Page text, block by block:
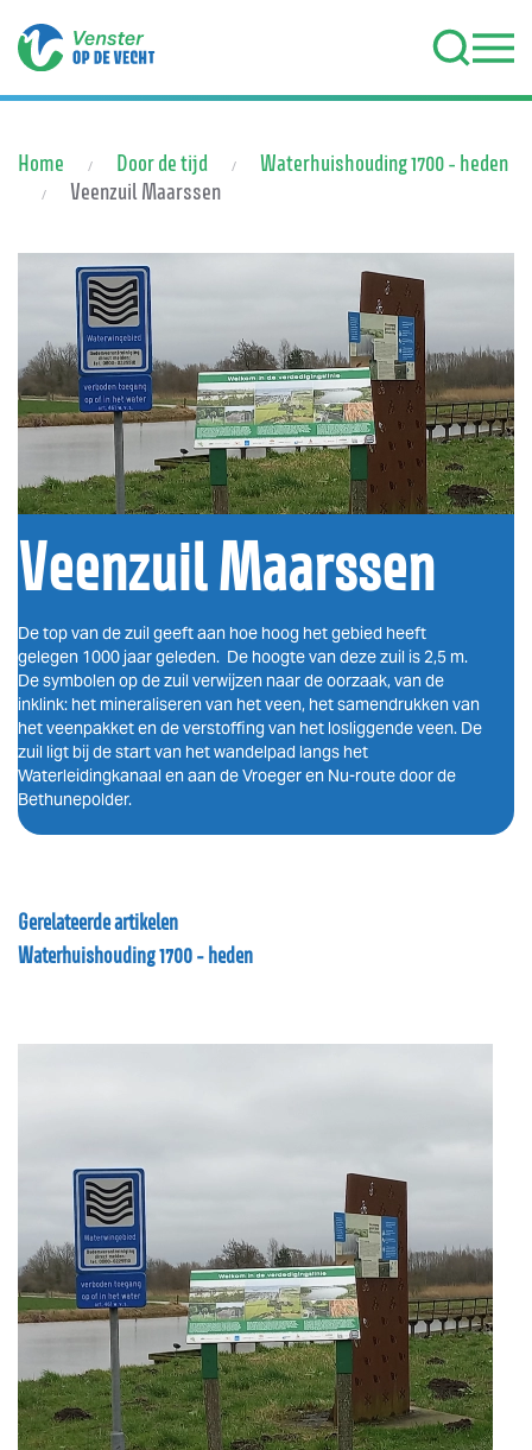
Terug naar hoofdinhoud
Home Door de tijd
Waterhuishouding 1700 - heden
Veenzuil Maarssen
Veenzuil Maarssen
De top van de zuil geeft aan hoe hoog het gebied heeft
gelegen 1000 jaar geleden. De hoogte van deze zuil is 2,5 m.
De symbolen op de zuil verwijzen naar de oorzaak, van de
inklink: het mineraliseren van het veen, het samendrukken van
het veenpakket en de verstoffing van het losliggende veen. De
zuil ligt bij de start van het wandelpad langs het
Waterleidingkanaal en aan de Vroeger en Nu-route door de
Bethunepolder.
Gerelateerde artikelen
Waterhuishouding 1700 - heden